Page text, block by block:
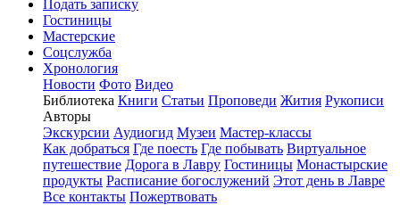
Подать записку
Гостиницы
Мастерские
Соцслужба
Хронология
Новости Фото Видео
Библиотека Книги Статьи Проповеди Жития Рукописи
Авторы
Экскурсии Аудиогид Музеи Мастер-классы
Как добраться Где поесть Где побывать Виртуальное
путешествие Дорога в Лавру Гостиницы Монастырские
продукты Расписание богослужений Этот день в Лавре
Все контакты Пожертвовать